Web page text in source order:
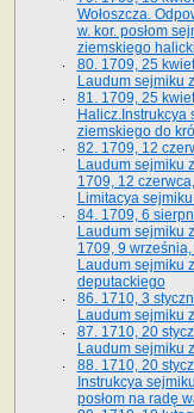
Wołoszcza.
w. kor. posłom
ziemskiego
80. 1709, 25
Laudum sejmiku
81. 1709, 25
Halicz.Instrukcya
ziemskiego do
82. 1709, 12
Laudum sejmiku
1709, 12
Limitacya
84. 1709, 6
Laudum sejmiku
1709, 9
Laudum sejmiku
deputackiego
86. 1710, 3
Laudum sejmiku
87. 1710, 20
Laudum sejmiku
88. 1710, 20
Instrukcya
posłom na radę